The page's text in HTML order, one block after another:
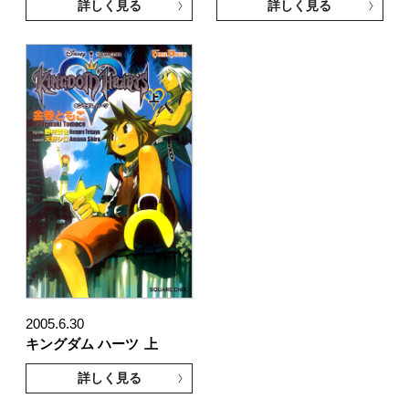
詳しく見る 詳しく見る
2005.6.30
キングダム ハーツ
上
詳しく見る